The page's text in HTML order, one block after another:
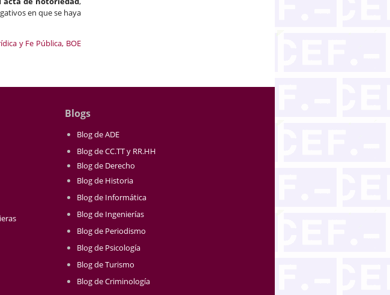
en que se haya
y Fe Pública, BOE
Blogs
Blog de ADE
Blog de CC.TT y RR.HH
Blog de Derecho
Blog de Historia
Blog de Informática
Blog de Ingenierías
Blog de Periodismo
Blog de Psicología
Blog de Turismo
Blog de Criminología